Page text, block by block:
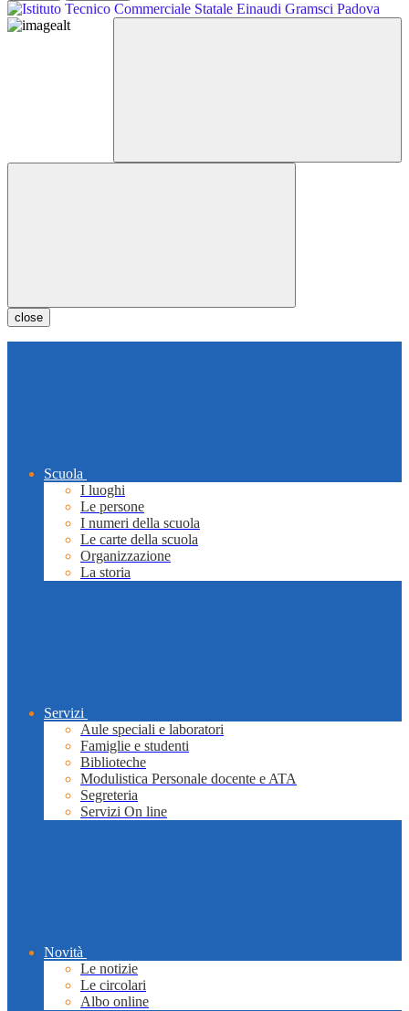
close
Scuola
I luoghi
Le persone
I numeri della scuola
Le carte della scuola
Organizzazione
La storia
Servizi
Aule speciali e laboratori
Famiglie e studenti
Biblioteche
Modulistica Personale docente e ATA
Segreteria
Servizi On line
Novità
Le notizie
Le circolari
Albo online